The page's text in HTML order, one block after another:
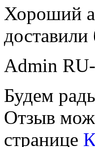
Хороший
Admin
Будем
Отзыв
странице